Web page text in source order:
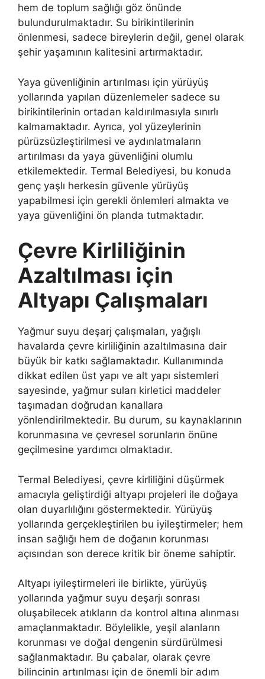
hem de toplum sağlığı göz önünde
bulundurulmaktadır. Su birikintilerinin
önlenmesi, sadece bireylerin değil, genel olarak
şehir yaşamının kalitesini artırmaktadır.
Yaya güvenliğinin artırılması için yürüyüş
yollarında yapılan düzenlemeler sadece su
birikintilerinin ortadan kaldırılmasıyla sınırlı
kalmamaktadır. Ayrıca, yol yüzeylerinin
pürüzsüzleştirilmesi ve aydınlatmaların
artırılması da yaya güvenliğini olumlu
etkilemektedir. Termal Belediyesi, bu konuda
genç yaşlı herkesin güvenle yürüyüş
yapabilmesi için gerekli önlemleri almakta ve
yaya güvenliğini ön planda tutmaktadır.
Çevre Kirliliğinin
Azaltılması için
Altyapı Çalışmaları
Yağmur suyu deşarj çalışmaları, yağışlı
havalarda çevre kirliliğinin azaltılmasına dair
büyük bir katkı sağlamaktadır. Kullanımında
dikkat edilen üst yapı ve alt yapı sistemleri
sayesinde, yağmur suları kirletici maddeler
taşımadan doğrudan kanallara
yönlendirilmektedir. Bu durum, su kaynaklarının
korunmasına ve çevresel sorunların önüne
geçilmesine yardımcı olmaktadır.
Termal Belediyesi, çevre kirliliğini düşürmek
amacıyla geliştirdiği altyapı projeleri ile doğaya
olan duyarlılığını göstermektedir. Yürüyüş
yollarında gerçekleştirilen bu iyileştirmeler; hem
insan sağlığı hem de doğanın korunması
açısından son derece kritik bir öneme sahiptir.
Altyapı iyileştirmeleri ile birlikte, yürüyüş
yollarında yağmur suyu deşarjı sonrası
oluşabilecek atıkların da kontrol altına alınması
amaçlanmaktadır. Böylelikle, yeşil alanların
korunması ve doğal dengenin sürdürülmesi
sağlanmaktadır. Bu çabalar, olarak çevre
bilincinin artırılması için de önemli bir adım